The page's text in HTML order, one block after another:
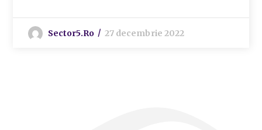
Sector5.ro 27 decembrie 2022